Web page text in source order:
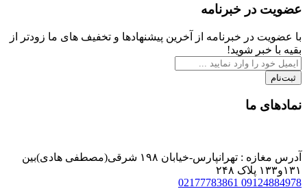
عضویت در خبرنامه
با عضویت در خبرنامه از آخرین پیشنهادها و تخفیف های ما زودتر از
بقیه با خبر شوید!
ثبت‌نام
نمادهای ما
آدرس مغازه : تهرانپارس-خیابان ۱۹۸ شرقی(مصطفی هادی)بین
۱۳۱و۱۳۳ پلاک ۲۴۸
09124884978
02177783861